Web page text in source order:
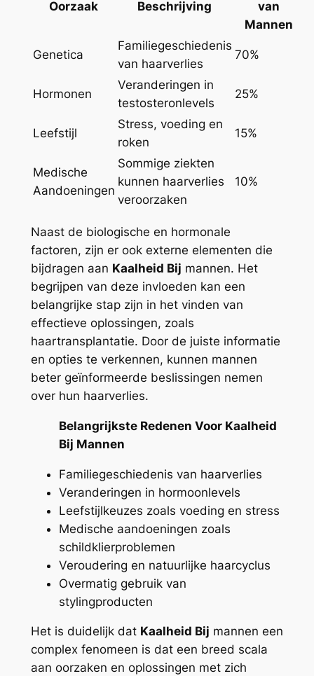
Oorzaak Beschrijving
van
Mannen
Genetica
Familiegeschiedenis
van haarverlies
70%
Hormonen
Veranderingen in
testosteronlevels
25%
Leefstijl
Stress, voeding en
roken
15%
Medische
Aandoeningen
Sommige ziekten
kunnen haarverlies
veroorzaken
10%
Naast de biologische en hormonale
factoren, zijn er ook externe elementen die
bijdragen aan Kaalheid Bij mannen. Het
begrijpen van deze invloeden kan een
belangrijke stap zijn in het vinden van
effectieve oplossingen, zoals
haartransplantatie. Door de juiste informatie
en opties te verkennen, kunnen mannen
beter geïnformeerde beslissingen nemen
over hun haarverlies.
Belangrijkste Redenen Voor Kaalheid
Bij Mannen
Familiegeschiedenis van haarverlies
Veranderingen in hormoonlevels
Leefstijlkeuzes zoals voeding en stress
Medische aandoeningen zoals
schildklierproblemen
Veroudering en natuurlijke haarcyclus
Overmatig gebruik van
stylingproducten
Het is duidelijk dat Kaalheid Bij mannen een
complex fenomeen is dat een breed scala
aan oorzaken en oplossingen met zich